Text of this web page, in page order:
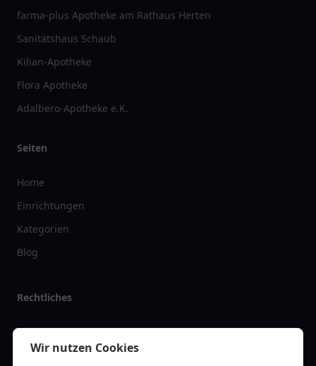
farma-plus Apotheke am Rathaus Herten
Sanitätshaus Schaub
Kilian-Apotheke
Flora Apotheke
Adalbero-Apotheke e.K.
Seiten
Home
Einrichtungen
Kategorien
Blog
Rechtliches
Impressum
Datenschutz
Wir nutzen Cookies